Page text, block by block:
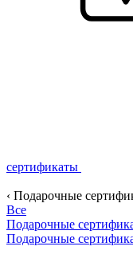
сертификаты
‹ Подарочные
Все
Подарочные
Подарочные